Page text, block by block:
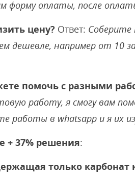
форму оплаты, после
цену? Ответ: Соберите
дешевле, например от 10
помочь с разными
работу, я смогу вам
работы в whatsapp и я их
+ 37% решения:
только карбонат